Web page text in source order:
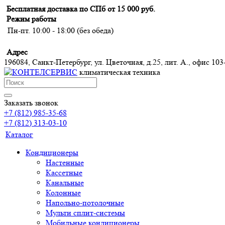
Бесплатная доставка по СПб от 15 000 руб.
Режим работы
Пн-пт. 10:00 - 18:00 (без обеда)
Адрес
196084, Санкт-Петербург, ул. Цветочная, д.25, лит. А., офис
климатическая техника
Заказать звонок
+7 (812) 985-35-68
+7 (812) 313-03-10
Каталог
Кондиционеры
Настенные
Кассетные
Канальные
Колонные
Напольно-потолочные
Мульти сплит-системы
Мобильные кондиционеры